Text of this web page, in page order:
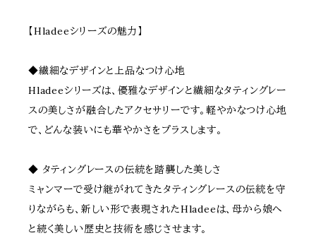
【Hladeeシリーズの魅力】
◆繊細なデザインと上品なつけ心地
Hladeeシリーズは、優雅なデザインと繊細なタティングレー
スの美しさが融合したアクセサリーです。軽やかなつけ心地
で、どんな装いにも華やかさをプラスします。
◆ タティングレースの伝統を踏襲した美しさ
ミャンマーで受け継がれてきたタティングレースの伝統を守
りながらも、新しい形で表現されたHladeeは、母から娘へ
と続く美しい歴史と技術を感じさせます。